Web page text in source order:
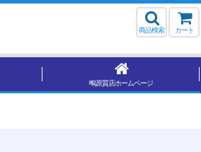
商品検索 カート
鴫原質店ホームページ